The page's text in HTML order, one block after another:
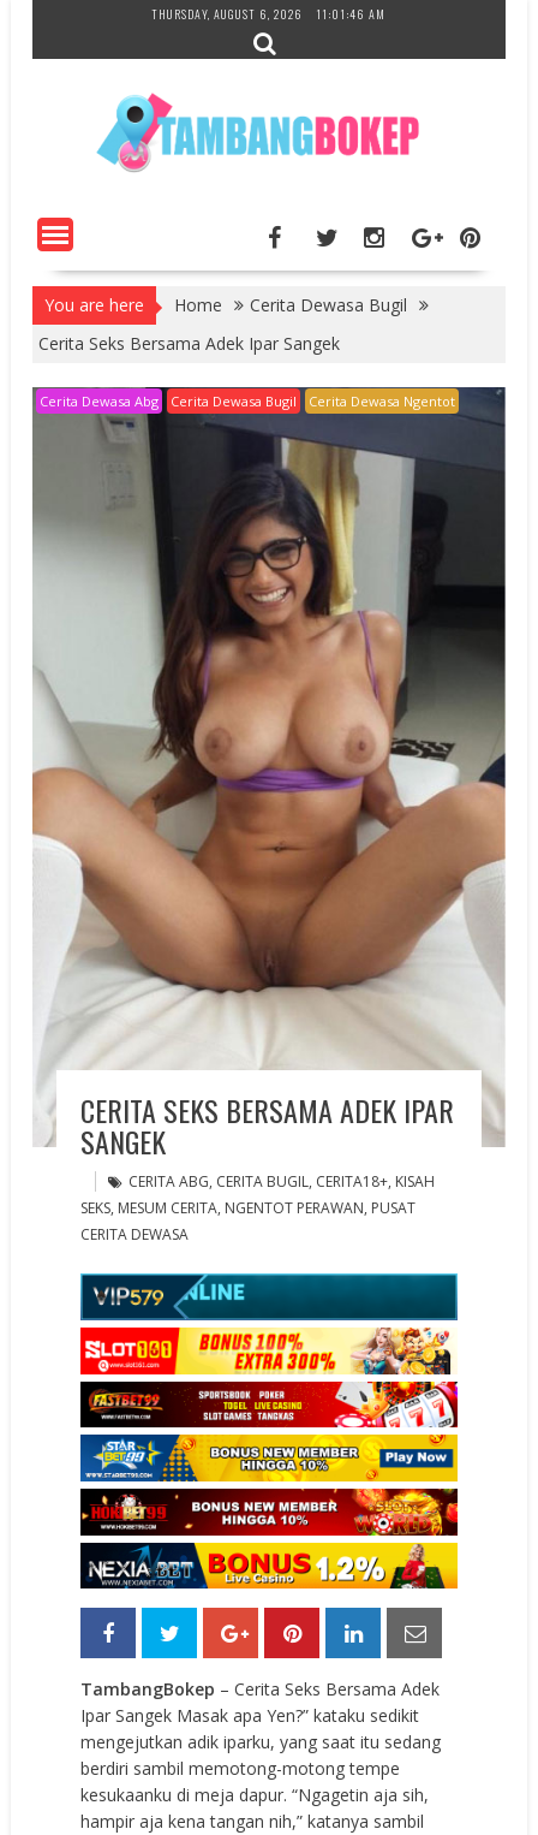
content
THURSDAY, AUGUST 6, 2026 11:01:47 AM
You are here Home
Cerita Dewasa Bugil
Cerita Seks Bersama Adek Ipar Sangek
Cerita Dewasa Abg Cerita Dewasa Bugil Cerita Dewasa Ngentot
CERITA SEKS BERSAMA ADEK IPAR
SANGEK
CERITA ABG, CERITA BUGIL, CERITA18+, KISAH
SEKS, MESUM CERITA, NGENTOT PERAWAN, PUSAT
CERITA DEWASA
TambangBokep – Cerita Seks Bersama Adek
Ipar Sangek Masak apa Yen?” kataku sedikit
mengejutkan adik iparku, yang saat itu sedang
berdiri sambil memotong-motong tempe
kesukaanku di meja dapur. “Ngagetin aja sih,
hampir aja kena tangan nih,” katanya sambil